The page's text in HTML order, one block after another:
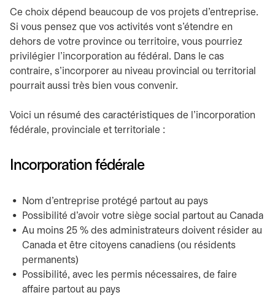
Ce choix dépend beaucoup de vos projets d’entreprise.
Si vous pensez que vos activités vont s’étendre en
dehors de votre province ou territoire, vous pourriez
privilégier l’incorporation au fédéral. Dans le cas
contraire, s’incorporer au niveau provincial ou territorial
pourrait aussi très bien vous convenir.
Voici un résumé des caractéristiques de l’incorporation
fédérale, provinciale et territoriale :
Incorporation fédérale
Nom d’entreprise protégé partout au pays
Possibilité d’avoir votre siège social partout au Canada
Au moins 25 % des administrateurs doivent résider au
Canada et être citoyens canadiens (ou résidents
permanents)
Possibilité, avec les permis nécessaires, de faire
affaire partout au pays